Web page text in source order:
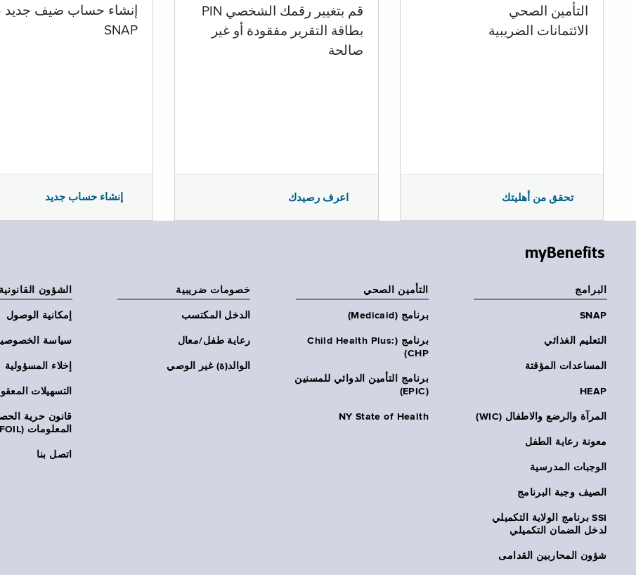
إنشاء حساب ضيف جديد
SNAP
إنشاء حساب جديد
قم بتغيير رقمك الشخصي PIN
بطاقة التقرير مفقودة أو غير
صالحة
اعرف رصيدك
التأمين الصحي
الائتمانات الضريبية
تحقق من أهليتك
myBenefits
البرامج
SNAP
التعليم الغذائي
المساعدات المؤقتة
HEAP
المرآة والرضع والاطفال (WIC)
معونة رعاية الطفل
الوجبات المدرسية
الصيف وجبة البرنامج
SSI برنامج الولاية التكميلي
لدخل الضمان التكميلي
شؤون المحاربين القدامى
التأمين الصحي
برنامج (Medicaid)
برنامج (Child Health Plus:
CHP)
برنامج التأمين الدوائي للمسنين
(EPIC)
NY State of Health
خصومات ضريبية
الدخل المكتسب
رعاية طفل/معال
الوالد(ة) غير الوصي
الشؤون القانونية
إمكانية الوصول
سياسة
إخلاء المسؤولية
التسهيلات
قانون حرية
المعلومات (FOIL)
اتصل بنا